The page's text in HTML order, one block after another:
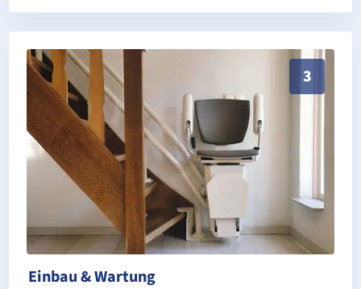
3
Schneller, sauberer Einbau durch zertifizierte
Einbau & Wartung